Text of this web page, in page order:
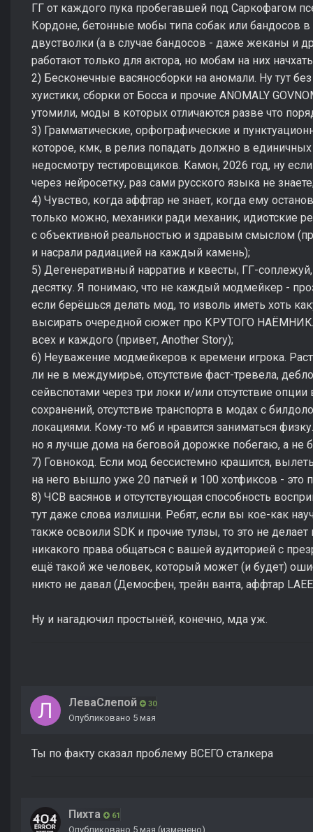
ГГ от каждого пука пробегавшей под Саркофагом
Кордоне, бетонные мобы типа собак или бандосов в
двустволки (а в случае бандосов - даже жеканы и
работают только для актора, но мобам на них
2) Бесконечные васяносборки на аномали. Ну тут
хуистики, сборки от Босса и прочие ANOMALY
утомили, моды в которых отличаются разве что
3) Грамматические, орфографические и
которое, кмк, в релиз попадать должно в
недосмотру тестировщиков. Камон, 2026 год, ну
через нейросетку, раз сами русского языка не
4) Чувство, когда аффтар не знает, когда ему
только можно, механики ради механик, идиотские
с объективной реальностью и здравым смыслом
и насрали радиацией на каждый камень);
5) Дегенеративный нарратив и квесты, ГГ-
десятку. Я понимаю, что не каждый модмейкер -
если берёшься делать мод, то изволь иметь хоть
высирать очередной сюжет про КРУТОГО
всех и каждого (привет, Another Story);
6) Неуважение модмейкеров к времени игрока.
ли не в междумирье, отсутствие фаст-тревела,
сейвспотами через три локи и/или отсутствие
сохранений, отсутствие транспорта в модах с
локациями. Кому-то мб и нравится заниматься
но я лучше дома на беговой дорожке побегаю, а не
7) Говнокод. Если мод бессистемно крашится,
на него вышло уже 20 патчей и 100 хотфиксов - это
8) ЧСВ васянов и отсутствующая способность
тут даже слова излишни. Ребят, если вы кое-как
также освоили SDK и прочие тулзы, то это не
никакого права общаться с вашей аудиторией с
ещё такой же человек, который может (и будет)
никто не давал (Демосфен, трейн ванта, аффтар
Ну и нагадючил простынёй, конечно, мда уж.
ЛеваСлепой 30
Опубликовано 5 мая
Ты по факту сказал проблему ВСЕГО сталкера
Пихта 61
Опубликовано 5 мая (изменено)